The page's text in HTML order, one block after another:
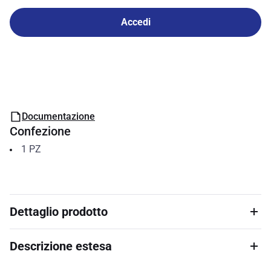
Accedi
Documentazione
Confezione
1 PZ
Dettaglio prodotto
Descrizione estesa